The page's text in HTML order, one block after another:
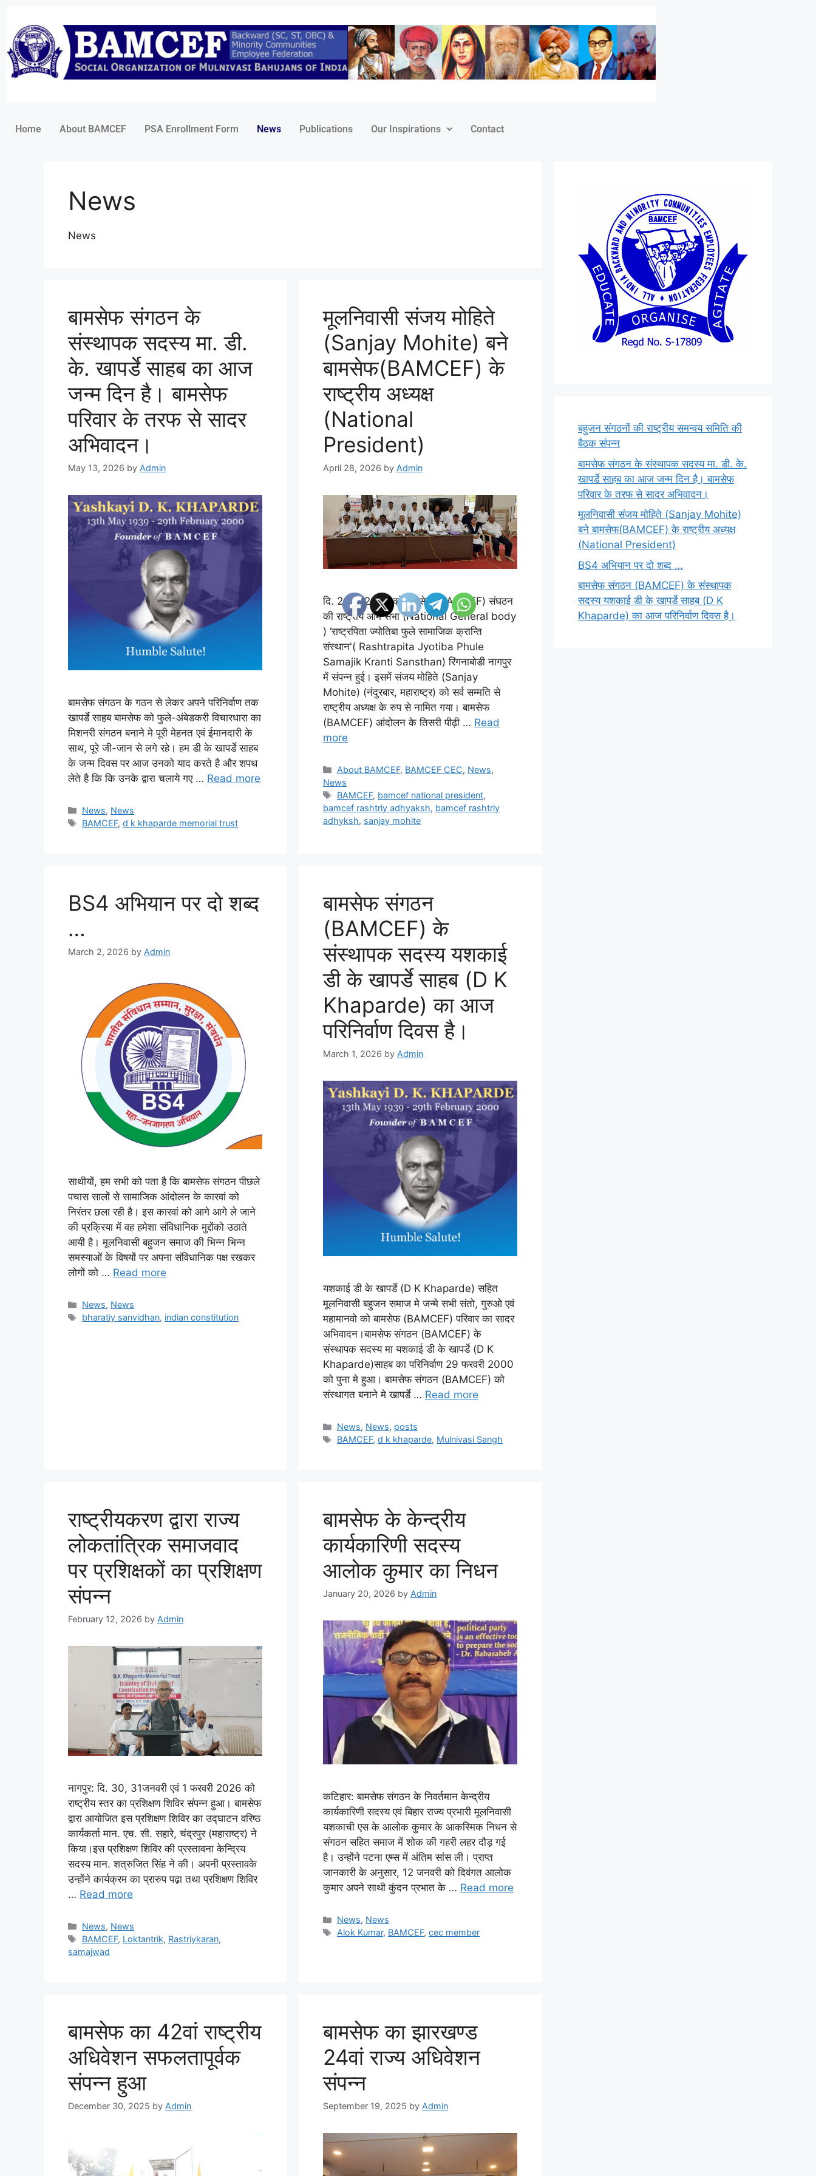
Home About BAMCEF PSA Enrollment Form News Publications Our Inspirations Contact
News
News
बामसेफ संगठन के
संस्थापक सदस्य मा. डी.
के. खापर्डे साहब का आज
जन्म दिन है। बामसेफ
परिवार के तरफ से सादर
अभिवादन।
May 13, 2026 by Admin
बामसेफ संगठन के गठन से लेकर अपने परिनिर्वाण तक
खापर्डे साहब बामसेफ को फुले-अंबेडकरी विचारधारा का
मिशनरी संगठन बनाने मे पूरी मेहनत एवं ईमानदारी के
साथ, पूरे जी-जान से लगे रहे। हम डी के खापर्डे साहब
के जन्म दिवस पर आज उनको याद करते है और शपथ
लेते है कि कि उनके द्वारा चलाये गए … Read more
News, News
BAMCEF,d k khaparde memorial trust
मूलनिवासी संजय मोहिते
(Sanjay Mohite) बने
बामसेफ(BAMCEF) के
राष्ट्रीय अध्यक्ष
(National
President)
April 28, 2026 by Admin
दि. 26..4.2026 को बामसेफ (BAMCEF) संघठन
की राष्ट्रीय आम सभा (National General body
) ‘राष्ट्रपिता ज्योतिबा फुले सामाजिक क्रान्ति
संस्थान'( Rashtrapita Jyotiba Phule
Samajik Kranti Sansthan) रिंगनाबोडी नागपुर
में संपन्न हुई। इसमें संजय मोहिते (Sanjay
Mohite) (नंदुरबार, महाराष्ट्र) को सर्व सम्मति से
राष्ट्रीय अध्यक्ष के रुप से नामित गया। बामसेफ
(BAMCEF) आंदोलन के तिसरी पीढ़ी … Read
more
About BAMCEF, BAMCEF CEC, News,
News
BAMCEF, bamcef national president,
bamcef rashtriy adhyaksh, bamcef rashtriy
adhyksh, sanjay mohite
BS4 अभियान पर दो शब्द
…
March 2, 2026 by Admin
साथीयों, हम सभी को पता है कि बामसेफ संगठन पीछले
पचास सालों से सामाजिक आंदोलन के कारवां को
निरंतर छला रही है। इस कारवां को आगे आगे ले जाने
की प्रक्रिया में वह हमेशा संविधानिक मुद्दोंको उठाते
आयी है। मूलनिवासी बहुजन समाज की भिन्न भिन्न
समस्याओं के विषयों पर अपना संविधानिक पक्ष रखकर
लोगों को … Read more
News, News
bharatiy sanvidhan, indian constitution
बामसेफ संगठन
(BAMCEF) के
संस्थापक सदस्य यशकाई
डी के खापर्डे साहब (D K
Khaparde) का आज
परिनिर्वाण दिवस है।
March 1, 2026 by Admin
यशकाई डी के खापर्डे (D K Khaparde) सहित
मूलनिवासी बहुजन समाज मे जन्मे सभी संतो, गुरुओ एवं
महामानवो को बामसेफ (BAMCEF) परिवार का सादर
अभिवादन।बामसेफ संगठन (BAMCEF) के
संस्थापक सदस्य मा यशकाई डी के खापर्डे (D K
Khaparde)साहब का परिनिर्वाण 29 फरवरी 2000
को पुना मे हुआ। बामसेफ संगठन (BAMCEF) को
संस्थागत बनाने मे खापर्डे … Read more
News, News, posts
BAMCEF,d k khaparde, Mulnivasi Sangh
राष्ट्रीयकरण द्वारा राज्य
लोकतांत्रिक समाजवाद
पर प्रशिक्षकों का प्रशिक्षण
संपन्न
February 12, 2026 by Admin
नागपुर: दि. 30, 31जनवरी एवं 1 फरवरी 2026 को
राष्ट्रीय स्तर का प्रशिक्षण शिविर संपन्न हुआ। बामसेफ
द्वारा आयोजित इस प्रशिक्षण शिविर का उद्घाटन वरिष्ठ
कार्यकर्ता मान. एच. सी. सहारे, चंद्रपुर (महाराष्ट्र) ने
किया।इस प्रशिक्षण शिविर की प्रस्तावना केन्द्रिय
सदस्य मान. शत्रुजित सिंह ने की। अपनी प्रस्तावके
उन्होंने कार्यक्रम का प्रारुप पढ़ा तथा प्रशिक्षण शिविर
… Read more
News, News
BAMCEF, Loktantrik, Rastriykaran,
samajwad
बामसेफ के केन्द्रीय
कार्यकारिणी सदस्य
आलोक कुमार का निधन
January 20, 2026 by Admin
कटिहार: बामसेफ संगठन के निवर्तमान केन्द्रीय
कार्यकारिणी सदस्य एवं बिहार राज्य प्रभारी मूलनिवासी
यशकाची एस के आलोक कुमार के आकस्मिक निधन से
संगठन सहित समाज में शोक की गहरी लहर दौड़ गई
है। उन्होंने पटना एम्स में अंतिम सांस ली। प्राप्त
जानकारी के अनुसार, 12 जनवरी को दिवंगत आलोक
कुमार अपने साथी कुंदन प्रभात के … Read more
News, News
Alok Kumar, BAMCEF,cec member
बामसेफ का 42वां राष्ट्रीय
अधिवेशन सफलतापूर्वक
संपन्न हुआ
December 30, 2025 by Admin
बामसेफ का झारखण्ड
24वां राज्य अधिवेशन
संपन्न
September 19, 2025 by Admin
बहुजन संगठनों की राष्ट्रीय समन्वय समिति की
बैठक संपन्न
बामसेफ संगठन के संस्थापक सदस्य मा. डी. के.
खापर्डे साहब का आज जन्म दिन है। बामसेफ
परिवार के तरफ से सादर अभिवादन।
मूलनिवासी संजय मोहिते (Sanjay Mohite)
बने बामसेफ(BAMCEF) के राष्ट्रीय अध्यक्ष
(National President)
BS4 अभियान पर दो शब्द …
बामसेफ संगठन (BAMCEF) के संस्थापक
सदस्य यशकाई डी के खापर्डे साहब (D K
Khaparde) का आज परिनिर्वाण दिवस है।